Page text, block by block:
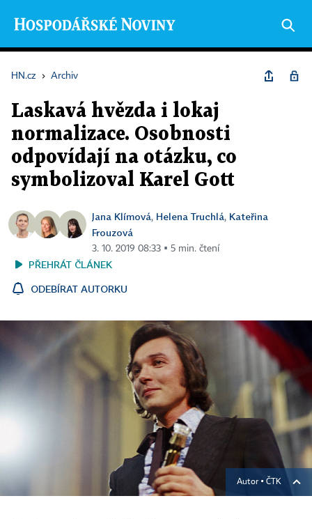
HN.cz › Archiv
Laskavá hvězda i lokaj
normalizace. Osobnosti
odpovídají na otázku, co
symbolizoval Karel Gott
Jana Klímová, Helena Truchlá, Kateřina
Frouzová
3. 10. 2019 08:33 ▪ 5 min. čtení
PŘEHRÁT ČLÁNEK
ODEBÍRAT AUTORKU
Autor ▪ ČTK